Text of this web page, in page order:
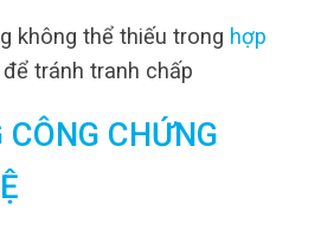
không thể thiếu trong hợp
để tránh tranh chấp
CHỨNG